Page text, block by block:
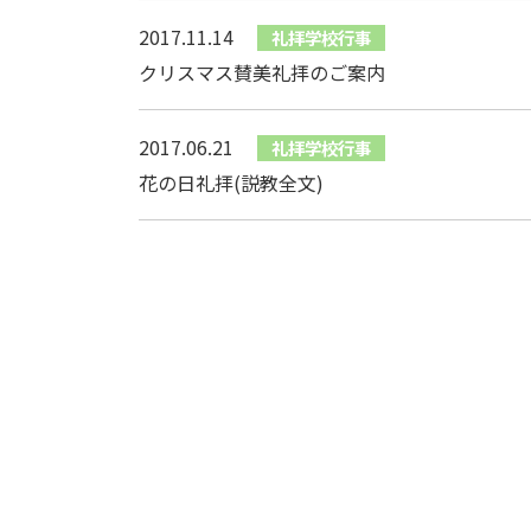
2017.11.14 礼拝学校行事
クリスマス賛美礼拝のご案内
2017.06.21 礼拝学校行事
花の日礼拝(説教全文)